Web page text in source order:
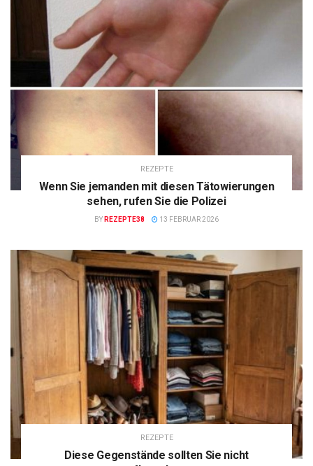
REZEPTE
Wenn Sie jemanden mit diesen Tätowierungen
sehen, rufen Sie die Polizei
BY REZEPTE38 13 FEBRUAR 2026
REZEPTE
Diese Gegenstände sollten Sie nicht